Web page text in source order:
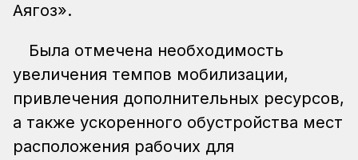
Аягоз».
Была отмечена необходимость
увеличения темпов мобилизации,
привлечения дополнительных ресурсов,
а также ускоренного обустройства мест
расположения рабочих для